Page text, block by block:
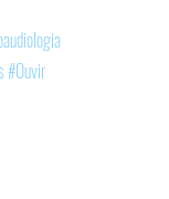
#Ouvir